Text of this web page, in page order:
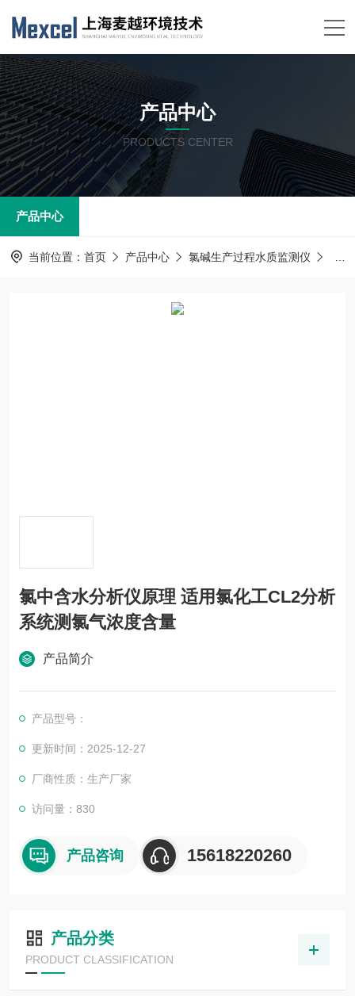
产品中心
PRODUCTS CENTER
产品中心
当前位置： 首页 产品中心 氯碱生产过程水质监测仪
氯中含水分析仪原理 适用氯化工CL2分析
系统测氯气浓度含量
产品简介
产品型号：
更新时间：2025-12-27
厂商性质：生产厂家
访问量：830
产品咨询 15618220260
产品分类
PRODUCT CLASSIFICATION